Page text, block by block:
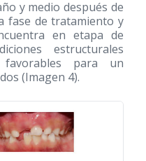
y medio después de
fase de tratamiento y
en etapa de
estructurales
favorables para un
(Imagen 4).